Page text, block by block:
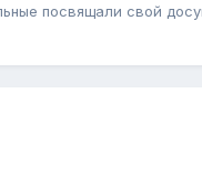
посвящали свой